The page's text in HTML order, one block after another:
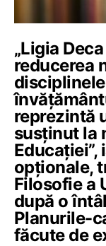
„Ligia
reducerea
reprezintă
susţinut la
opționale,
Filosofie a
după o
Planurile-
făcute de